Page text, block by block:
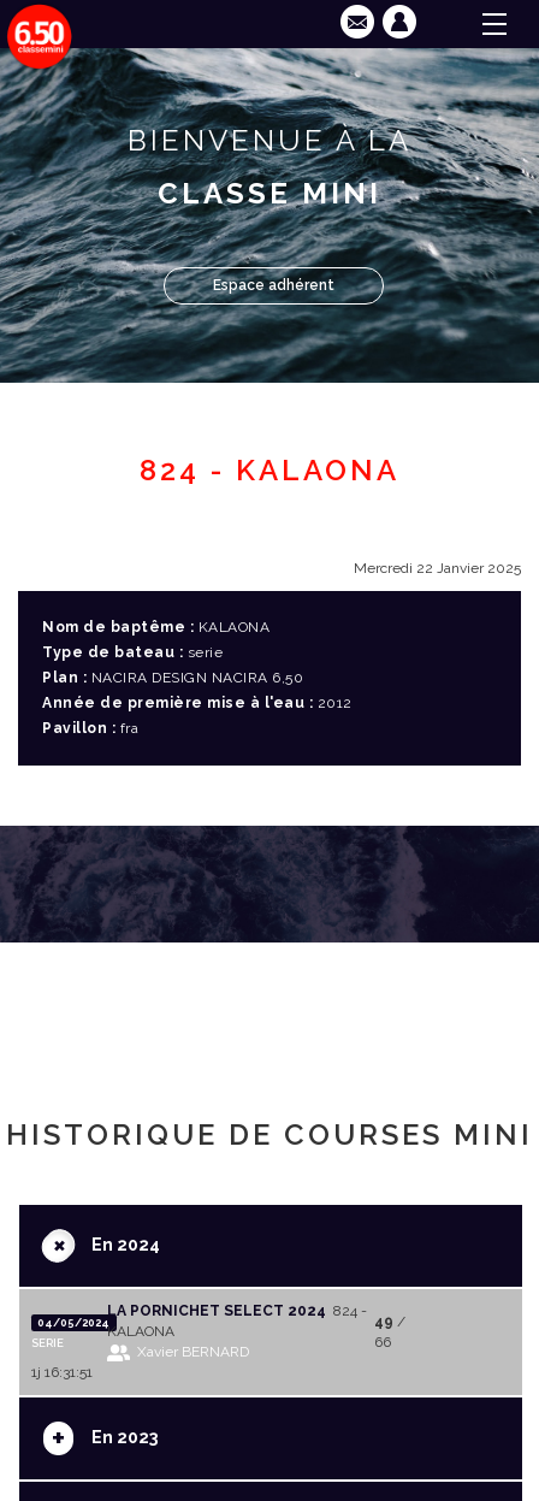
BIENVENUE À LA
CLASSE MINI
Espace adhérent
824 - KALAONA
Mercredi 22 Janvier 2025
Nom de baptême : KALAONA
Type de bateau : serie
Plan : NACIRA DESIGN NACIRA 6,50
Année de première mise à l'eau : 2012
Pavillon : fra
HISTORIQUE DE COURSES MINI
+En 2024
04/05/2024
SERIE
LA PORNICHET SELECT 2024 824 -
KALAONA
Xavier BERNARD
49 /
66
1j 16:31:51
+ En 2023